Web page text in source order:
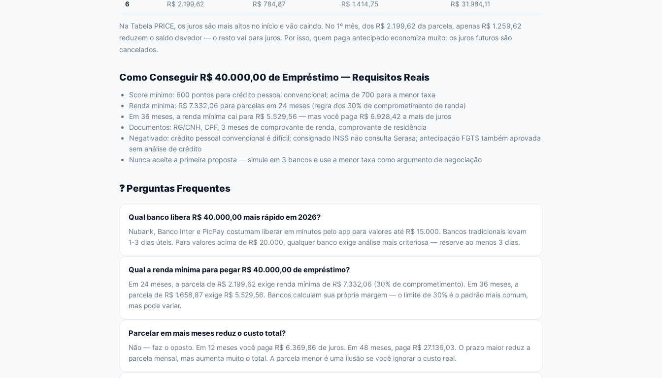
6 R$ 2.199,62 R$ 784,87 R$ 1.414,75 R$ 31.984,11
Na Tabela PRICE, os juros são mais altos no início e vão caindo. No 1º mês, dos R$ 2.199,62 da parcela, apenas R$ 1.259,62
reduzem o saldo devedor — o resto vai para juros. Por isso, quem paga antecipado economiza muito: os juros futuros são
cancelados.
Como Conseguir R$ 40.000,00 de Empréstimo — Requisitos Reais
Score mínimo: 600 pontos para crédito pessoal convencional; acima de 700 para a menor taxa
Renda mínima: R$ 7.332,06 para parcelas em 24 meses (regra dos 30% de comprometimento de renda)
Em 36 meses, a renda mínima cai para R$ 5.529,56 — mas você paga R$ 6.928,42 a mais de juros
Documentos: RG/CNH, CPF, 3 meses de comprovante de renda, comprovante de residência
Negativado: crédito pessoal convencional é difícil; consignado INSS não consulta Serasa; antecipação FGTS também aprovada
sem análise de crédito
Nunca aceite a primeira proposta — simule em 3 bancos e use a menor taxa como argumento de negociação
❓ Perguntas Frequentes
Qual banco libera R$ 40.000,00 mais rápido em 2026?
Nubank, Banco Inter e PicPay costumam liberar em minutos pelo app para valores até R$ 15.000. Bancos tradicionais levam
1-3 dias úteis. Para valores acima de R$ 20.000, qualquer banco exige análise mais criteriosa — reserve ao menos 3 dias.
Qual a renda mínima para pegar R$ 40.000,00 de empréstimo?
Em 24 meses, a parcela de R$ 2.199,62 exige renda mínima de R$ 7.332,06 (30% de comprometimento). Em 36 meses, a
parcela de R$ 1.658,87 exige R$ 5.529,56. Bancos calculam sua própria margem — o limite de 30% é o padrão mais comum,
mas pode variar.
Parcelar em mais meses reduz o custo total?
Não — faz o oposto. Em 12 meses você paga R$ 6.369,86 de juros. Em 48 meses, paga R$ 27.136,03. O prazo maior reduz a
parcela mensal, mas aumenta muito o total. A parcela menor é uma ilusão se você ignorar o custo real.